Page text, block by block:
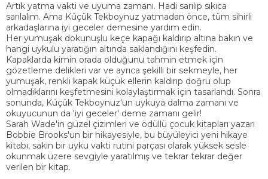
Artık yatma vakti ve uyuma zamanı. Hadi sarılıp sıkıca
sarılalım. Ama Küçük Tekboynuz yatmadan önce, tüm sihirli
arkadaşlarına iyi geceler demesine yardım edin.
Her yumuşak dokunuşlu keçe kapağı kaldırıp altına bakın ve
hangi uykulu yaratığın altında saklandığını keşfedin.
Kapaklarda kimin orada olduğunu tahmin etmek için
gözetleme delikleri var ve ayrıca şekilli bir sekmeyle, her
yumuşak, renkli kapak küçük ellerin kaldırıp doğru olup
olmadıklarını keşfetmesini kolaylaştırmak için tasarlandı. Sonra
sonunda, Küçük Tekboynuz'un uykuya dalma zamanı ve
okuyucunun da 'iyi geceler' deme zamanı gelir!
Sarah Wade'in güzel çizimleri ve ödüllü çocuk kitapları yazarı
Bobbie Brooks'un bir hikayesiyle, bu büyüleyici yeni hikaye
kitabı, sakin bir uyku vakti rutini parçası olarak yüksek sesle
okunmak üzere sevgiyle yaratılmış ve tekrar tekrar değer
verilen bir kitap.